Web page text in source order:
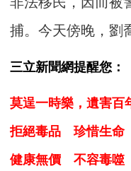
捕。今天傍晚，劉
三立新聞網提醒您：
莫逞一時樂，遺害百
拒絕毒品 珍惜生命
健康無價 不容毒噬